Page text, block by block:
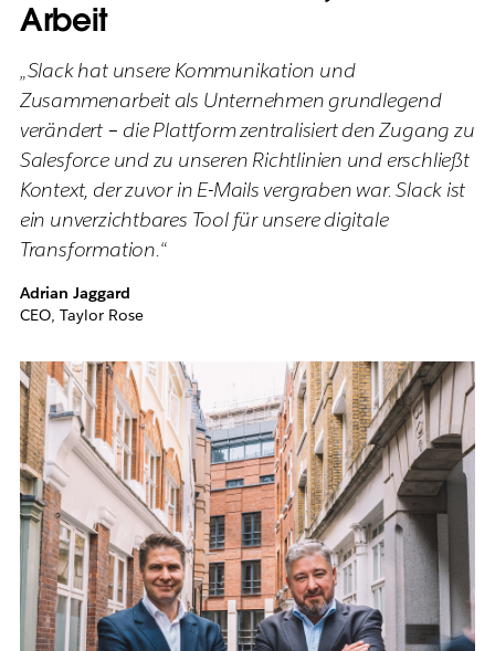
Arbeit
„Slack hat unsere Kommunikation und
Zusammenarbeit als Unternehmen grundlegend
verändert – die Plattform zentralisiert den Zugang zu
Salesforce und zu unseren Richtlinien und erschließt
Kontext, der zuvor in E-Mails vergraben war. Slack ist
ein unverzichtbares Tool für unsere digitale
Transformation.“
Adrian Jaggard
CEO, Taylor Rose